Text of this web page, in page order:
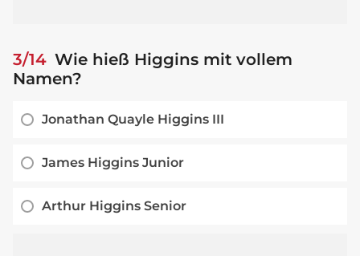
3/14 Wie hieß Higgins mit vollem
Namen?
Jonathan Quayle Higgins III
James Higgins Junior
Arthur Higgins Senior